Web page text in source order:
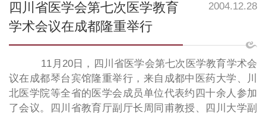
四川省医学会第七次医学教育
学术会议在成都隆重举行
2004.12.28
11月20日，四川省医学会第七次医学教育学术会
议在成都琴台宾馆隆重举行，来自成都中医药大学、川
北医学院等全省的医学会成员单位代表约四十余人参加
了会议。四川省教育厅副厅长周同甫教授、四川大学副